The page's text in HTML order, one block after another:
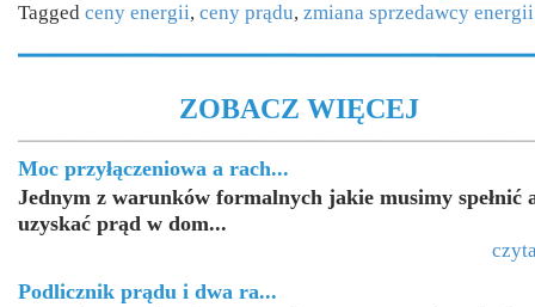
Tagged ceny energii, ceny prądu, zmiana sprzedawcy energii
ZOBACZ WIĘCEJ
Moc przyłączeniowa a rach...
Jednym z warunków formalnych jakie musimy spełnić
uzyskać prąd w dom...
Podlicznik prądu i dwa ra...